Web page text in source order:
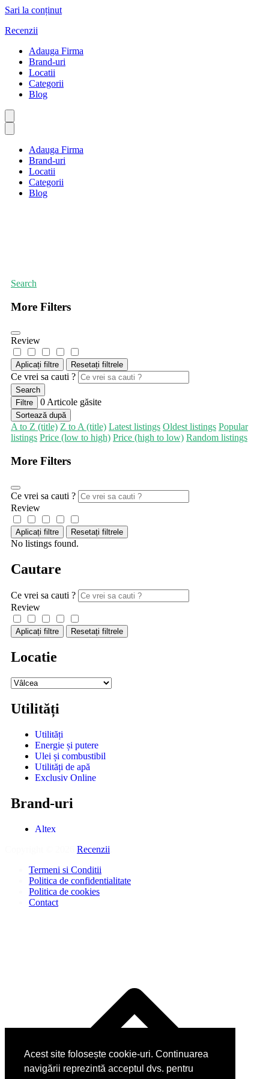
Acest site folosește cookie-uri. Continuarea
navigării reprezintă acceptul dvs. pentru
Sari la conținut
Recenzii
Adauga Firma
Brand-uri
Locatii
Categorii
Blog
Adauga Firma
Brand-uri
Locatii
Categorii
Blog
Search
More Filters
Review
Aplicați filtre Resetați filtrele
Ce vrei sa cauti ?
Search
Filtre
0 Articole găsite
Sortează după
A to Z (title) Z to A (title) Latest listings Oldest listings Popular
listings Price (low to high) Price (high to low) Random listings
More Filters
Ce vrei sa cauti ?
Review
Aplicați filtre Resetați filtrele
No listings found.
Cautare
Ce vrei sa cauti ?
Review
Aplicați filtre Resetați filtrele
Locatie
Utilități
Utilități
Energie și putere
Ulei și combustibil
Utilități de apă
Exclusiv Online
Brand-uri
Altex
Recenzii
Termeni si Conditii
Politica de confidentialitate
Politica de cookies
Contact